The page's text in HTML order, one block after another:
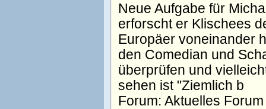
Neue Aufgabe für
erforscht er Klischees
Europäer voneinander
den Comedian und
überprüfen und
sehen ist "Ziemlich b
Forum: Aktuelles Forum